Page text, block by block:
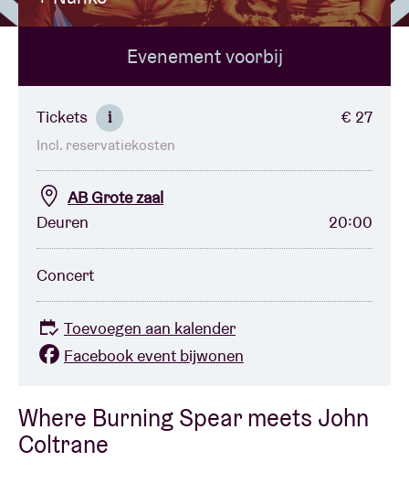
BRDCST
ABtv
Concertcheque
Over AB
Contact
Where Burning Spear meets John
Coltrane
Evenement voorbij
Tickets i € 27
Incl. reservatiekosten
AB Grote zaal
Deuren
20:00
Concert
Toevoegen aan kalender
Facebook event bijwonen